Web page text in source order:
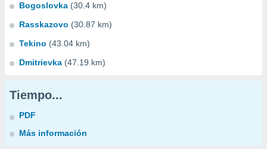
Bogoslovka (30.4 km)
Rasskazovo (30.87 km)
Tekino (43.04 km)
Dmitrievka (47.19 km)
Tiempo...
PDF
Más información